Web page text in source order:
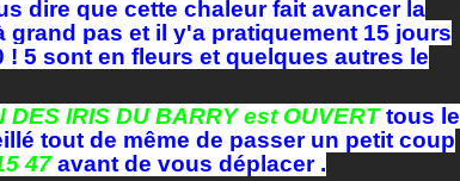
dire que cette chaleur fait avancer la
grand pas et il y'a pratiquement 15 jours
! 5 sont en fleurs et quelques autres le
DES IRIS DU BARRY est OUVERTtous
tout de même de passer un petit coup
47avant de vous déplacer .